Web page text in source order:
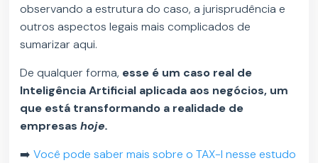
observando a estrutura do caso, a jurisprudência e
outros aspectos legais mais complicados de
sumarizar aqui.
De qualquer forma, esse é um caso real de
Inteligência Artificial aplicada aos negócios, um
que está transformando a realidade de
empresashoje.
➡️Você pode saber mais sobre o TAX-I nesse estudo